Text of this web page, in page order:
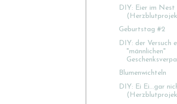
DIY: Eier im Nest
Geburtstag #2
DIY: der Versuch
"männlichen"
Blumenwichteln
DIY: Ei Ei...gar